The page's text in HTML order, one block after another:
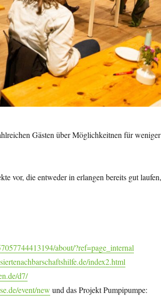
Gästen über Möglichkeitnen für weniger
vor, die entweder in erlangen bereits gut
about/?ref=page_internal
index2.html
d7/
event/new und das Projekt Pumpipumpe: